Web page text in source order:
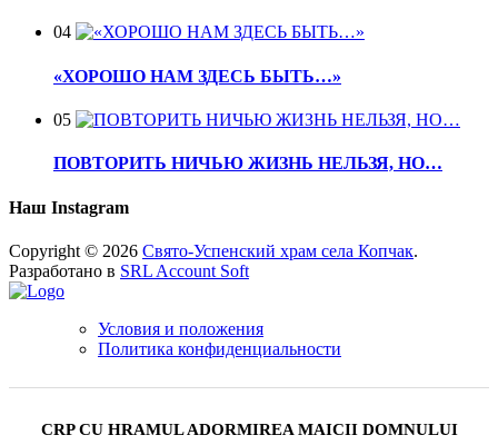
04
«ХОРОШО НАМ ЗДЕСЬ БЫТЬ…»
05
ПОВТОРИТЬ НИЧЬЮ ЖИЗНЬ НЕЛЬЗЯ, НО…
Наш Instagram
Copyright © 2026 Свято-Успенский храм села Копчак.
Разработано в SRL Account Soft
Условия и положения
Политика конфиденциальности
CRP CU HRAMUL ADORMIREA MAICII DOMNULUI